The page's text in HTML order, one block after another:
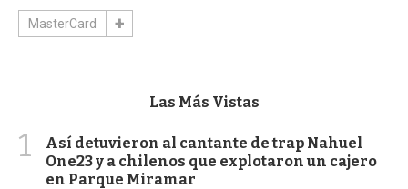
MasterCard
Las Más Vistas
1
Así detuvieron al cantante de trap Nahuel
One23 y a chilenos que explotaron un cajero
en Parque Miramar